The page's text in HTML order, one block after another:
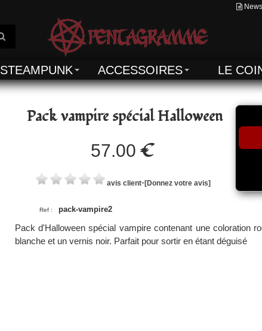
STEAMPUNK ACCESSOIRES LE
Pack vampire spécial Halloween
57.00 €
avis client-[Donnez votre avis]
Ref : pack-vampire2
Pack d'Halloween spécial vampire contenant une coloration
blanche et un vernis noir. Parfait pour sortir en étant déguisé